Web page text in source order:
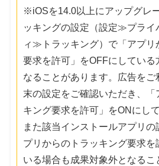
※iOSを14.0以上にアップグレ
ッキングの設定（設定≫プライ
ィ≫トラッキング）で「アプリ
要求を許可」をOFFにしている
なることがあります。広告を
末の設定をご確認いただき、「
キング要求を許可」をONにし
また該当インストールアプリ
プリからのトラッキング要求を
いる場合も成果対象外となるこ